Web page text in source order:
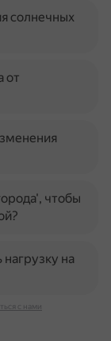
солнечных
от
чтобы
на
с нами